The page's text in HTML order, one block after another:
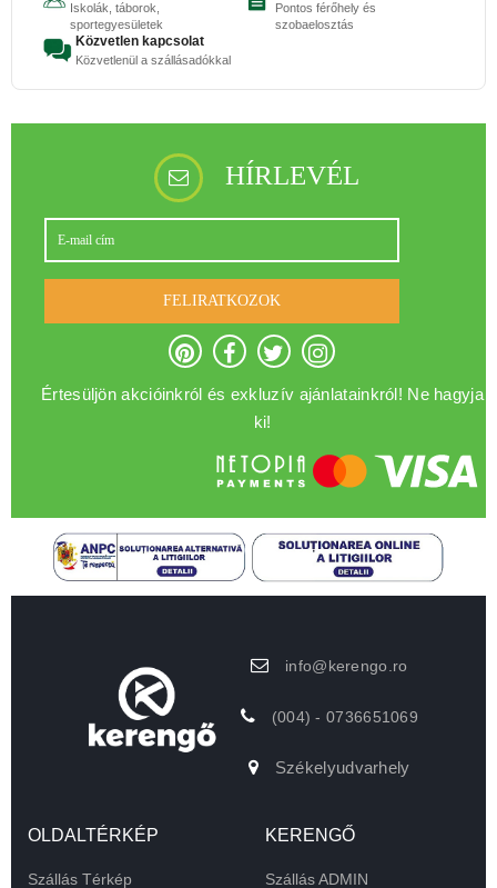
Iskolák, táborok,
sportegyesületek
Pontos férőhely és
szobaelosztás
Közvetlen kapcsolat
Közvetlenül a szállásadókkal
HÍRLEVÉL
FELIRATKOZOK
Értesüljön akcióinkról és exkluzív ajánlatainkról! Ne hagyja
ki!
info@kerengo.ro
(004) - 0736651069
Székelyudvarhely
OLDALTÉRKÉP
Szállás Térkép
KERENGŐ
Szállás ADMIN